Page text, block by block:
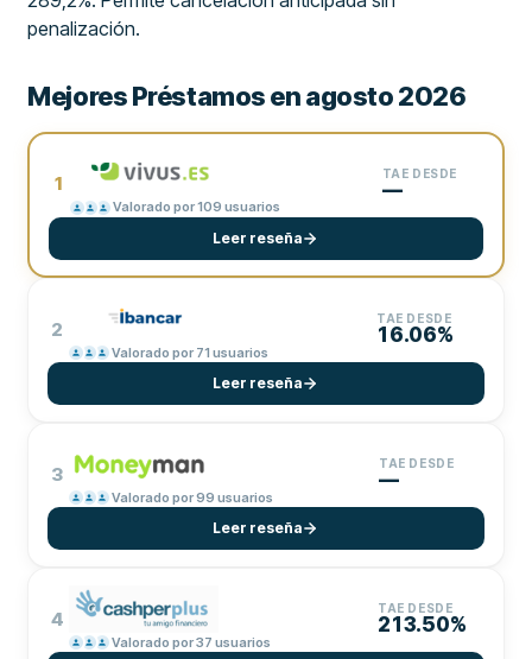
penalización.
Mejores Préstamos en agosto 2026
1
Valorado por 109 usuarios
TAE DESDE
—
Leer reseña
2
Valorado por 71 usuarios
TAE DESDE
16.06%
Leer reseña
3
Valorado por 99 usuarios
TAE DESDE
—
Leer reseña
4
Valorado por 37 usuarios
TAE DESDE
213.50%